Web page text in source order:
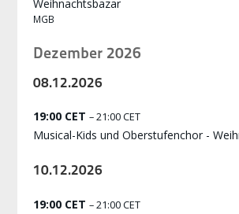
Weihnachtsbazar
MGB
Dezember 2026
08.12.2026
19:00 CET– 21:00 CET
Musical-Kids und Oberstufenchor -
10.12.2026
19:00 CET– 21:00 CET